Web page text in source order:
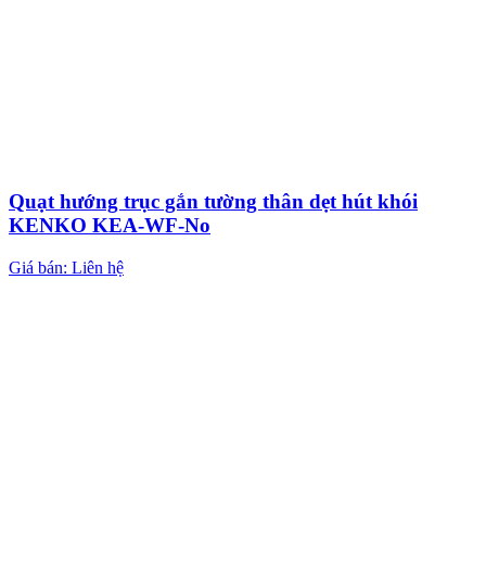
Quạt hướng trục gắn tường thân dẹt hút khói
KENKO KEA-WF-No
Giá bán: Liên hệ